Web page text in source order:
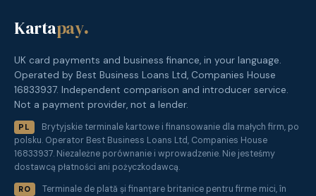
Kartapay.
UK card payments and business finance, in your language.
Operated by Best Business Loans Ltd, Companies House
16833937. Independent comparison and introducer service.
Not a payment provider, not a lender.
PL
Brytyjskie terminale kartowe i finansowanie dla małych firm, po
polsku. Operator Best Business Loans Ltd, Companies House
16833937. Niezależne porównanie i wprowadzenie. Nie jesteśmy
dostawcą płatności ani pożyczkodawcą.
RO
Terminale de plată și finanțare britanice pentru firme mici, în